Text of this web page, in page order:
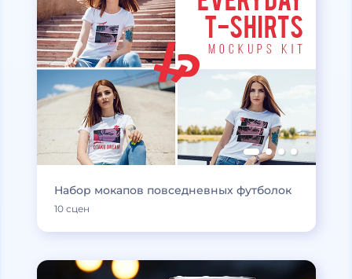
Набор мокапов повседневных футболок
10 сцен